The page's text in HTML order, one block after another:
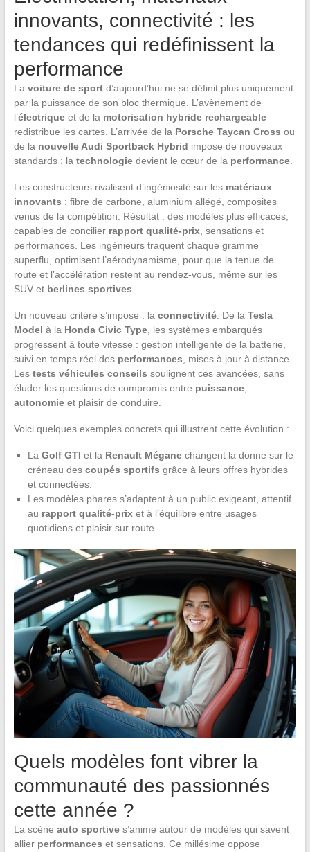
innovants, connectivité : les
tendances qui redéfinissent la
performance
La voiture de sportd’aujourd’hui ne se définit plus uniquement
par la puissance de son bloc thermique. L’avènement de
l’électriqueet de la motorisation hybride rechargeable
redistribue les cartes. L’arrivée de la Porsche Taycan Cross ou
de la nouvelle Audi Sportback Hybrid impose de nouveaux
standards : la technologiedevient le cœur de la performance.
Les constructeurs rivalisent d’ingéniosité sur les matériaux
innovants : fibre de carbone, aluminium allégé, composites
venus de la compétition. Résultat : des modèles plus efficaces,
capables de concilier rapport qualité-prix, sensations et
performances. Les ingénieurs traquent chaque gramme
superflu, optimisent l’aérodynamisme, pour que la tenue de
route et l’accélération restent au rendez-vous, même sur les
SUV et berlines sportives
Un nouveau critère s’impose : la connectivité. De la Tesla
Model à la Honda Civic Type, les systèmes embarqués
progressent à toute vitesse : gestion intelligente de la batterie,
suivi en temps réel des performances , mises à jour à distance.
Les tests véhicules conseils soulignent ces avancées, sans
éluder les questions de compromis entre puissance,
autonomieet plaisir de conduire.
Voici quelques exemples concrets qui illustrent cette évolution :
La Golf GTI et la Renault Méganechangent la donne sur le
créneau des coupés sportifs grâce à leurs offres hybrides
et connectées.
Les modèles phares s’adaptent à un public exigeant, attentif
au rapport qualité-prixet à l’équilibre entre usages
quotidiens et plaisir sur route.
Quels modèles font vibrer la
communauté des passionnés
cette année ?
La scène auto sportives’anime autour de modèles qui savent
allier performances et sensations. Ce millésime oppose